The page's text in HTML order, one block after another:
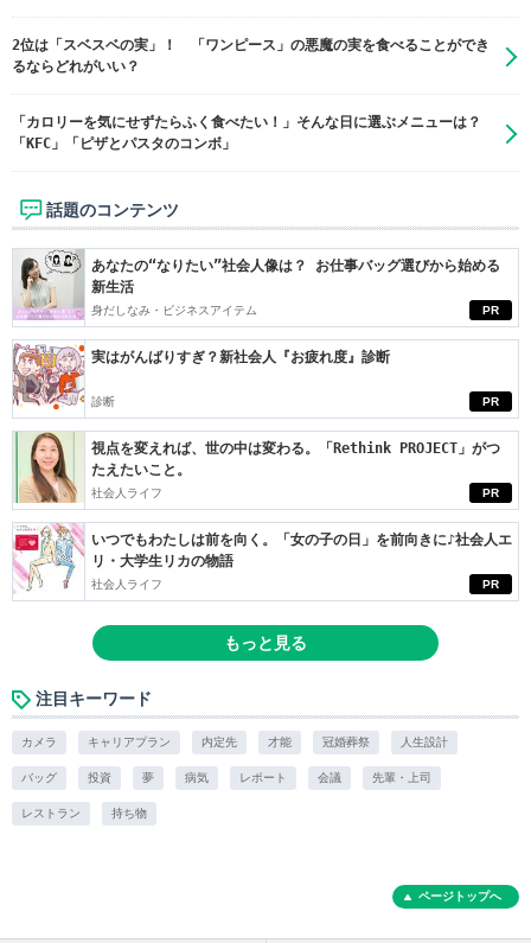
2位は「スベスベの実」！ 「ワンピース」の悪魔の実を食べることができ
るならどれがいい？
「カロリーを気にせずたらふく食べたい！」そんな日に選ぶメニューは？
「KFC」「ピザとパスタのコンボ」
話題のコンテンツ
PR
あなたの“なりたい”社会人像は？ お仕事バッグ選びから始める
新生活
身だしなみ・ビジネスアイテム
PR
実はがんばりすぎ？新社会人『お疲れ度』診断
診断
PR
視点を変えれば、世の中は変わる。「Rethink PROJECT」がつ
たえたいこと。
社会人ライフ
PR
いつでもわたしは前を向く。「女の子の日」を前向きに♪社会人エ
リ・大学生リカの物語
社会人ライフ
もっと見る
注目キーワード
カメラ キャリアプラン 内定先 才能 冠婚葬祭 人生設計
バッグ 投資 夢 病気 レポート 会議 先輩・上司
レストラン 持ち物
ページトップへ